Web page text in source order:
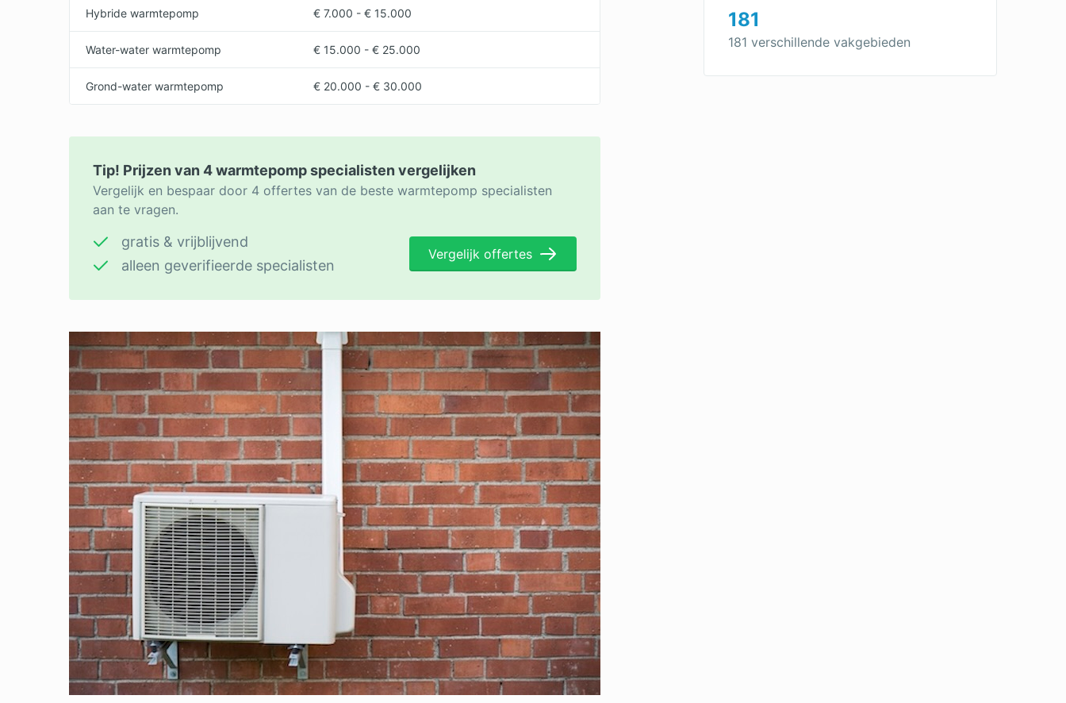
Hybride warmtepomp € 7.000 - € 15.000
Water-water warmtepomp € 15.000 - € 25.000
Grond-water warmtepomp € 20.000 - € 30.000
Tip! Prijzen van 4 warmtepomp specialisten vergelijken
Vergelijk en bespaar door 4 offertes van de beste warmtepomp specialisten
aan te vragen.
gratis & vrijblijvend
alleen geverifieerde specialisten
Vergelijk offertes
181
181 verschillende vakgebieden